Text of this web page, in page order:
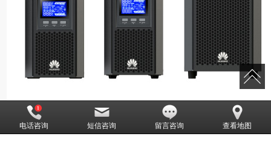
华为2000-A系列(1-10KVA)
电话咨询 短信咨询 留言咨询 查看地图